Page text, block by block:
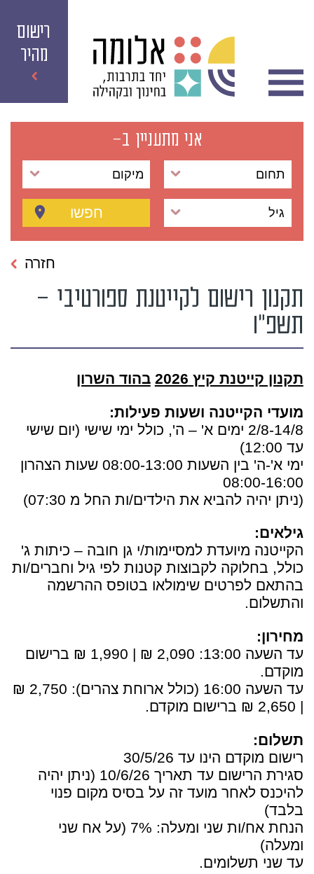
רישום
מהיר
אני מתעניין ב-
תחום מיקום
גיל חפשו
תקנון רישום לקייטנת ספורטיבי –
תשפ"ו
חזרה
תקנון קייטנת קיץ 2026 בהוד השרון
מועדי הקייטנה ושעות פעילות:
2/8-14/8 ימים א' – ה', כולל ימי שישי (יום שישי
עד 12:00)
ימי א'-ה' בין השעות 08:00-13:00 שעות הצהרון
08:00-16:00
(ניתן יהיה להביא את הילדים/ות החל מ 07:30)
גילאים:
הקייטנה מיועדת למסיימות/י גן חובה – כיתות ג'
כולל, בחלוקה לקבוצות קטנות לפי גיל וחברים/ות
בהתאם לפרטים שימולאו בטופס ההרשמה
והתשלום.
מחירון:
עד השעה 13:00: 2,090 ₪ | 1,990 ₪ ברישום
מוקדם.
עד השעה 16:00 (כולל ארוחת צהרים): 2,750 ₪
| 2,650 ₪ ברישום מוקדם.
תשלום:
רישום מוקדם הינו עד 30/5/26
סגירת הרישום עד תאריך 10/6/26 (ניתן יהיה
להיכנס לאחר מועד זה על בסיס מקום פנוי
בלבד)
הנחת אח/ות שני ומעלה: 7% (על אח שני
ומעלה)
עד שני תשלומים.